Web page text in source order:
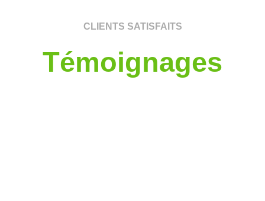
CLIENTS SATISFAITS
Témoignages